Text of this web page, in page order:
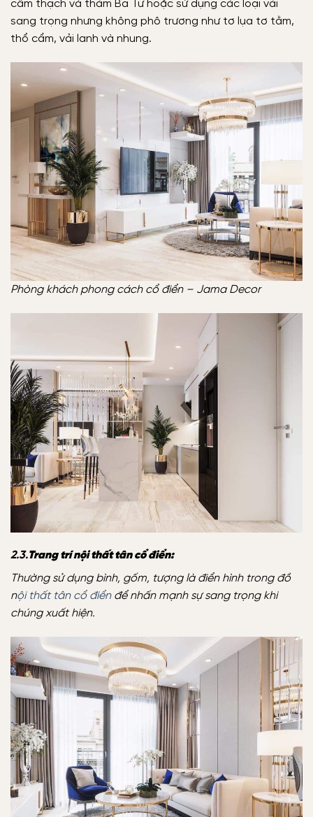
cẩm thạch và thảm Ba Tư hoặc sử dụng các loại vải
sang trọng nhưng không phô trương như tơ lụa tơ tằm,
thổ cẩm, vải lanh và nhung.
Phòng khách phong cách cổ điển – Jama Decor
2.3.Trang trí nội thất tân cổ điển:
Thường sử dụng bình, gốm, tượng là điển hình trong đồ
nội thất tân cổ điểnđể nhấn mạnh sự sang trọng khi
chúng xuất hiện.